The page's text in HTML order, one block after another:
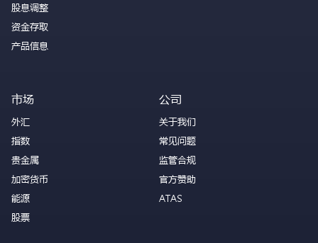
股息调整
资金存取
产品信息
市场
外汇
指数
贵金属
加密货币
能源
股票
公司
关于我们
常见问题
监管合规
官方赞助
ATAS